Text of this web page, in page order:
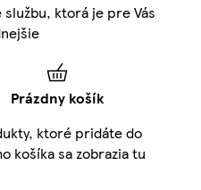
ktorá je pre Vás
Prázdny košík
ktoré pridáte do
košíka sa zobrazia tu